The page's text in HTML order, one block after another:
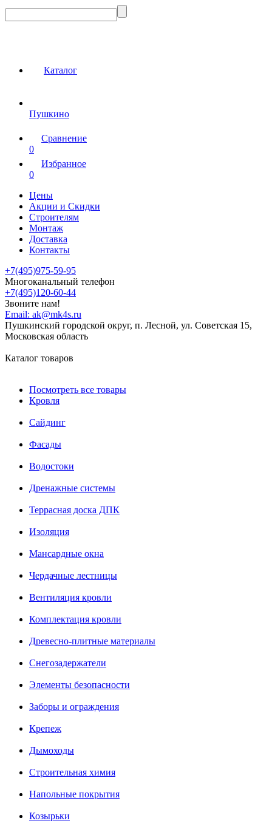
Каталог
Пушкино
Сравнение
0
Избранное
0
Цены
Акции и Скидки
Строителям
Монтаж
Доставка
Контакты
+7(495)975-59-95
Многоканальный телефон
+7(495)120-60-44
Звоните нам!
Email: ak@mk4s.ru
Пушкинский городской округ, п. Лесной, ул. Советская 15,
Московская область
Каталог товаров
Посмотреть все товары
Кровля
Сайдинг
Фасады
Водостоки
Дренажные системы
Террасная доска ДПК
Изоляция
Мансардные окна
Чердачные лестницы
Вентиляция кровли
Комплектация кровли
Древесно-плитные материалы
Снегозадержатели
Элементы безопасности
Заборы и ограждения
Крепеж
Дымоходы
Строительная химия
Напольные покрытия
Козырьки